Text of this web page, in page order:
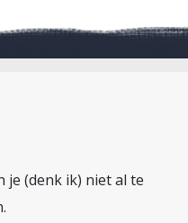
je (denk ik) niet al te